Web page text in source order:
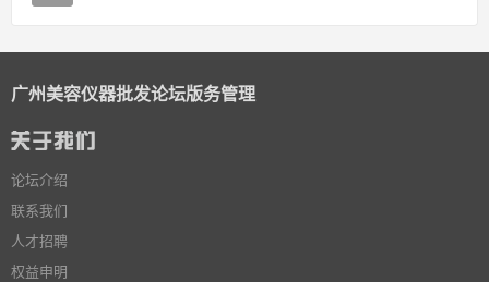
广州美容仪器批发论坛版务管理
论坛介绍
联系我们
人才招聘
权益申明